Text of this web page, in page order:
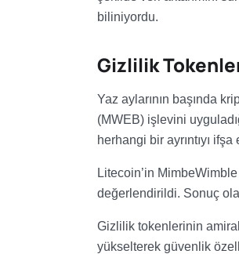
biliniyordu.
Gizlilik
Yaz aylarının başında
(MWEB) işlevini
herhangi bir ayrıntıyı
Litecoin’in
değerlendirildi. Sonuç
Gizlilik tokenlerinin
yükselterek güvenlik